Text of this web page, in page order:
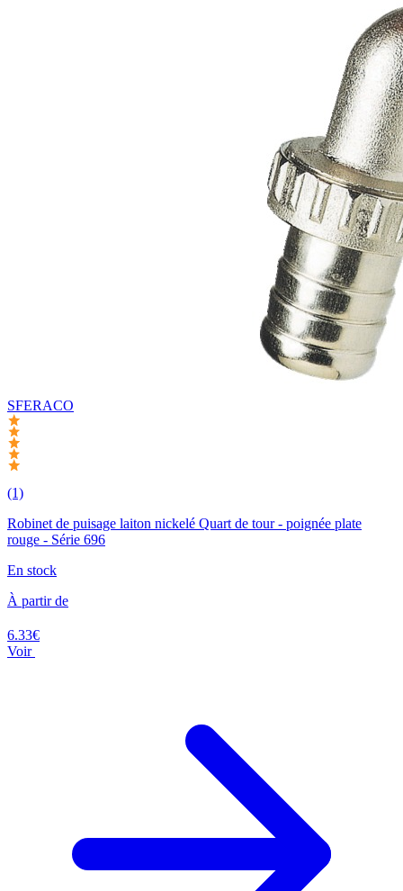
SFERACO
(1)
Robinet de puisage laiton nickelé Quart de tour - poignée plate
rouge - Série 696
En stock
À partir de
6.33€
Voir